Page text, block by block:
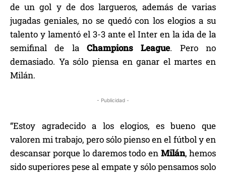
de un gol y de dos largueros, además de varias
jugadas geniales, no se quedó con los elogios a su
talento y lamentó el 3-3 ante el Inter en la ida de la
semifinal de la Champions League. Pero no
demasiado. Ya sólo piensa en ganar el martes en
Milán.
- Publicidad -
“Estoy agradecido a los elogios, es bueno que
valoren mi trabajo, pero sólo pienso en el fútbol y en
descansar porque lo daremos todo enMilán, hemos
sido superiores pese al empate y sólo pensamos solo